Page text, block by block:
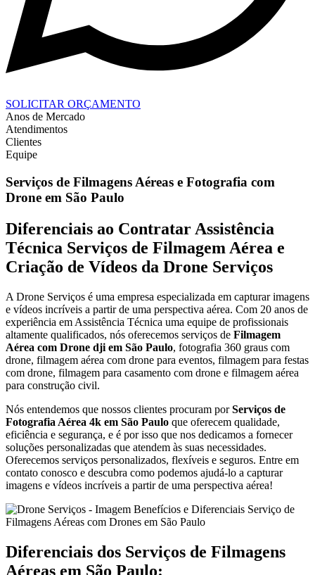
SOLICITAR ORÇAMENTO
Anos de Mercado
Atendimentos
Clientes
Equipe
Serviços de Filmagens Aéreas e Fotografia com
Drone em São Paulo
Diferenciais ao Contratar Assistência
Técnica Serviços de Filmagem Aérea e
Criação de Vídeos da Drone Serviços
A Drone Serviços é uma empresa especializada em capturar imagens
e vídeos incríveis a partir de uma perspectiva aérea. Com 20 anos de
experiência em Assistência Técnica uma equipe de profissionais
altamente qualificados, nós oferecemos serviços de Filmagem
Aérea com Drone dji em São Paulo, fotografia 360 graus com
drone, filmagem aérea com drone para eventos, filmagem para festas
com drone, filmagem para casamento com drone e filmagem aérea
para construção civil.
Nós entendemos que nossos clientes procuram porServiços de
Fotografia Aérea 4k em São Paulo que oferecem qualidade,
eficiência e segurança, e é por isso que nos dedicamos a fornecer
soluções personalizadas que atendem às suas necessidades.
Oferecemos serviços personalizados, flexíveis e seguros. Entre em
contato conosco e descubra como podemos ajudá-lo a capturar
imagens e vídeos incríveis a partir de uma perspectiva aérea!
Diferenciais dos Serviços de Filmagens
Aéreas em São Paulo: